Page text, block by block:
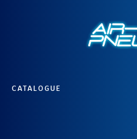
CATALOGUE